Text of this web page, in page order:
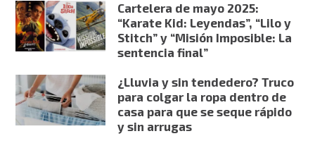
Cartelera de mayo 2025:
“Karate Kid: Leyendas”, “Lilo y
Stitch” y “Misión Imposible: La
sentencia final”
¿Lluvia y sin tendedero? Truco
para colgar la ropa dentro de
casa para que se seque rápido
y sin arrugas